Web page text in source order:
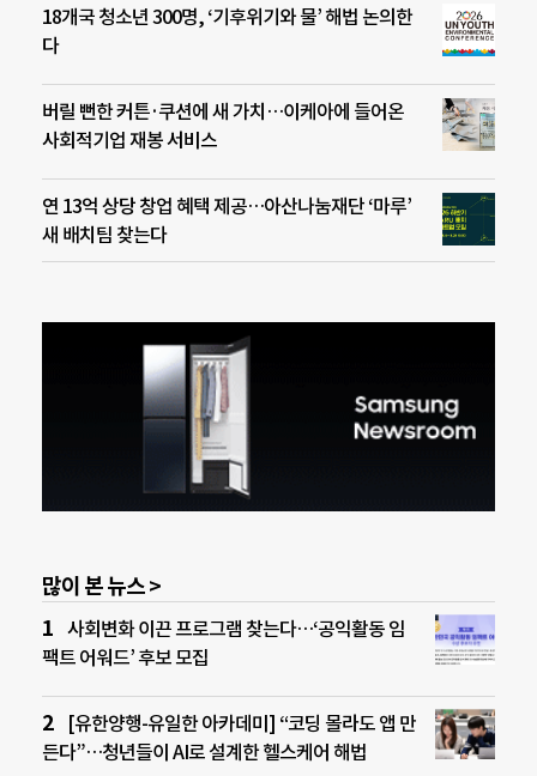
18개국 청소년 300명, ‘기후위기와 물’ 해법 논의한
다
버릴 뻔한 커튼·쿠션에 새 가치…이케아에 들어온
사회적기업 재봉 서비스
연 13억 상당 창업 혜택 제공…아산나눔재단 ‘마루’
새 배치팀 찾는다
많이 본 뉴스 >
사회변화 이끈 프로그램 찾는다…‘공익활동 임
팩트 어워드’ 후보 모집
[유한양행-유일한 아카데미] “코딩 몰라도 앱 만
든다”…청년들이 AI로 설계한 헬스케어 해법